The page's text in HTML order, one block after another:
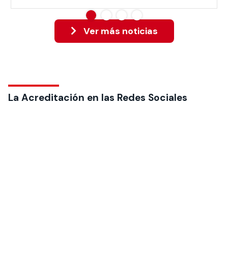
Ver más noticias
La Acreditación en las Redes Sociales